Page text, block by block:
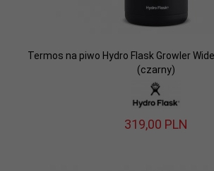
Termos na piwo Hydro Flask Growler
(czarny)
319,00 PLN